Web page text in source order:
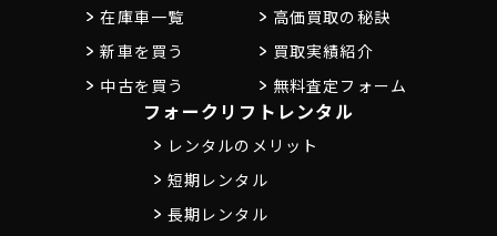
在庫車一覧
新車を買う
中古を買う
高価買取の秘訣
買取実績紹介
無料査定フォーム
フォークリフトレンタル
レンタルのメリット
短期レンタル
長期レンタル